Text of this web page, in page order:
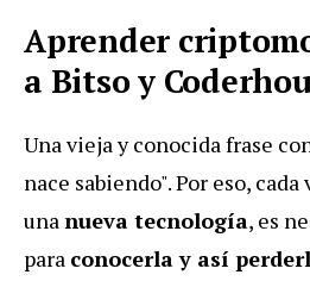
Aprender
a Bitso y
Una vieja y conocida frase
nace sabiendo". Por eso,
unanueva tecnología, es
para conocerla y así